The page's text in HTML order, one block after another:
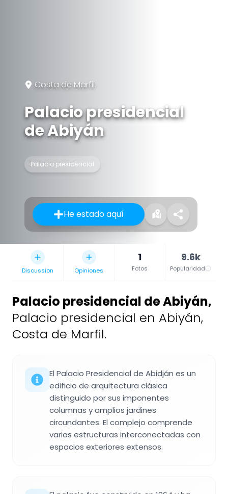
Costa de Marfil
Palacio presidencial
de Abiyán
Palacio presidencial
He estado aquí
Discussion Opiniones
1
Fotos
9.6k
Popularidad
Palacio presidencial de Abiyán,
Palacio presidencial en Abiyán,
Costa de Marfil.
El Palacio Presidencial de Abidján es un
edificio de arquitectura clásica
distinguido por sus imponentes
columnas y amplios jardines
circundantes. El complejo comprende
varias estructuras interconectadas con
espacios exteriores extensos.